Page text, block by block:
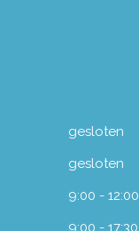
gesloten
gesloten
9:00 - 12:00
9:00 - 17:30